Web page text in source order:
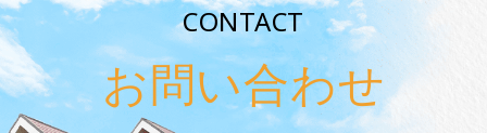
CONTACT
お問い合わせ